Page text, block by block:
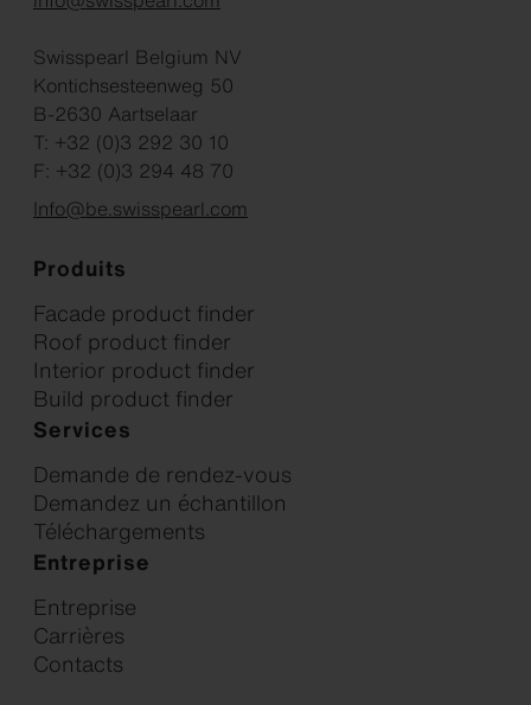
Swisspearl Belgium NV
Kontichsesteenweg 50
B-2630 Aartselaar
T: +32 (0)3 292 30 10
F: +32 (0)3 294 48 70
Info@be.swisspearl.com
Produits
Facade product finder
Roof product finder
Interior product finder
Build product finder
Services
Demande de rendez-vous
Demandez un échantillon
Téléchargements
Entreprise
Entreprise
Carrières
Contacts